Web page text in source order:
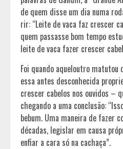
de quem disse um dia numa
rir: “Leite de vaca faz crescer
quem passasse bom tempo
leite de vaca fazer crescer
Foi quando aqueloutro
essa antes desconhecida
crescer cabelos nos ouvidos –
chegando a uma conclusão:
bebum. Uma maneira de fazer
décadas, legislar em causa
enfiar a cara só na cachaça”.